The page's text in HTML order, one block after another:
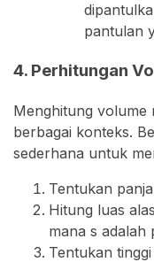
pantulan
4. Perhitungan
Menghitung volume
berbagai konteks.
sederhana untuk
Tentukan
Hitung luas
mana s adalah
Tentukan